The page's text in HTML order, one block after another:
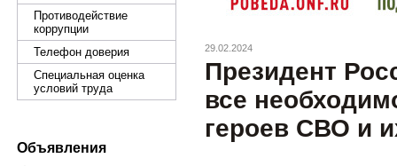
Противодействие
коррупции
Телефон доверия
Специальная оценка
условий труда
Объявления
29.02.2024
Президент
все
героев СВО и